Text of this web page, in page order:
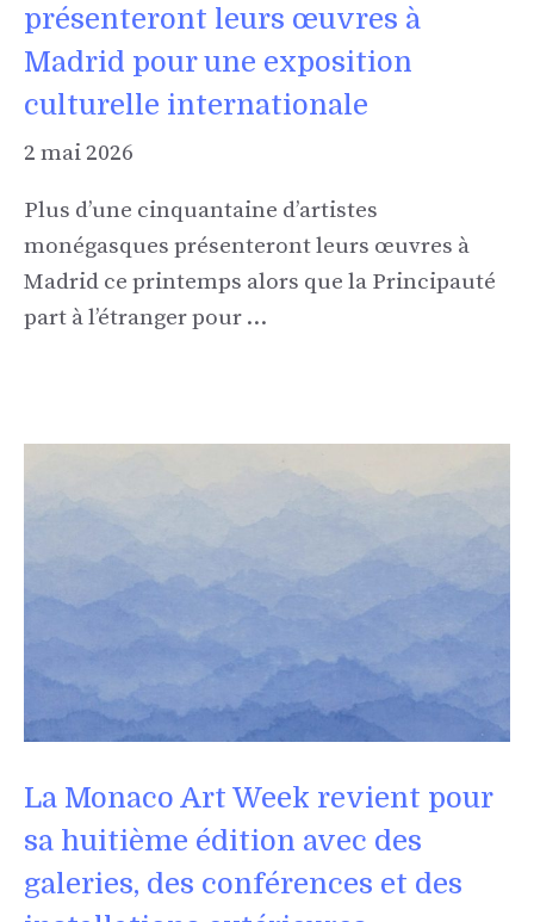
présenteront leurs œuvres à
Madrid pour une exposition
culturelle internationale
2 mai 2026
Plus d’une cinquantaine d’artistes
monégasques présenteront leurs œuvres à
Madrid ce printemps alors que la Principauté
part à l’étranger pour …
La Monaco Art Week revient pour
sa huitième édition avec des
galeries, des conférences et des